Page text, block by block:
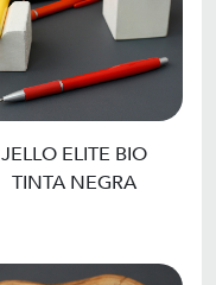
JELLO ELITE BIO
TINTA NEGRA